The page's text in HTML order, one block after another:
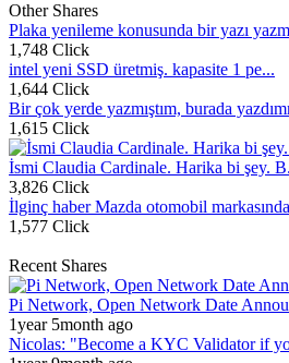
Other Shares
Plaka yenileme konusunda bir yazı
1,748 Click
intel yeni SSD üretmiş. kapasite 1 pe...
1,644 Click
Bir çok yerde yazmıştım, burada
1,615 Click
İsmi Claudia Cardinale. Harika bi şey.
3,826 Click
İlginç haber Mazda otomobil
1,577 Click
Recent Shares
Pi Network, Open Network Date
1year 5month ago
Nicolas: "Become a KYC Validator if